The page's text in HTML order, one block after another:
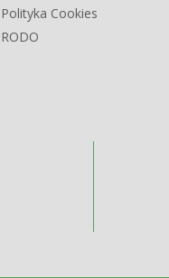
Polityka Cookies
RODO